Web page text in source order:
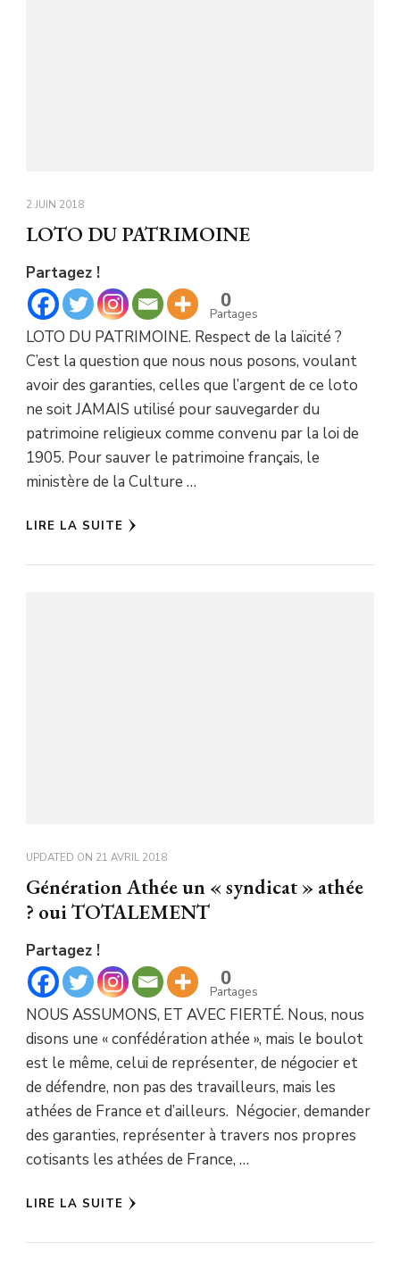
2 JUIN 2018
LOTO DU PATRIMOINE
Partagez !
0
Partages
LOTO DU PATRIMOINE. Respect de la laïcité ?
C’est la question que nous nous posons, voulant
avoir des garanties, celles que l’argent de ce loto
ne soit JAMAIS utilisé pour sauvegarder du
patrimoine religieux comme convenu par la loi de
1905. Pour sauver le patrimoine français, le
ministère de la Culture …
LIRE LA SUITE
UPDATED ON 21 AVRIL 2018
Génération Athée un « syndicat » athée
? oui TOTALEMENT
Partagez !
0
Partages
NOUS ASSUMONS, ET AVEC FIERTÉ. Nous, nous
disons une « confédération athée », mais le boulot
est le même, celui de représenter, de négocier et
de défendre, non pas des travailleurs, mais les
athées de France et d’ailleurs. Négocier, demander
des garanties, représenter à travers nos propres
cotisants les athées de France, …
LIRE LA SUITE